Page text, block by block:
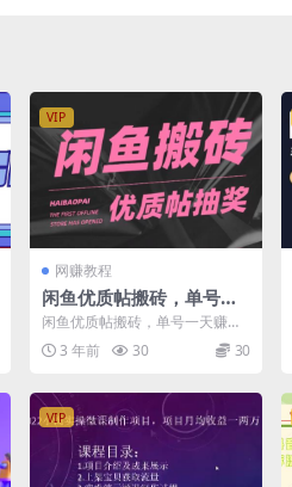
VIP
网赚教程
闲鱼优质帖搬砖，单号一
天赚个二三十没问题，多
号多撸
闲鱼优质帖搬砖，单号一天赚个
二三十没问题，多号多撸 项目原
理： 闲鱼搬砖项目 这...
3 年前 30 30
VIP